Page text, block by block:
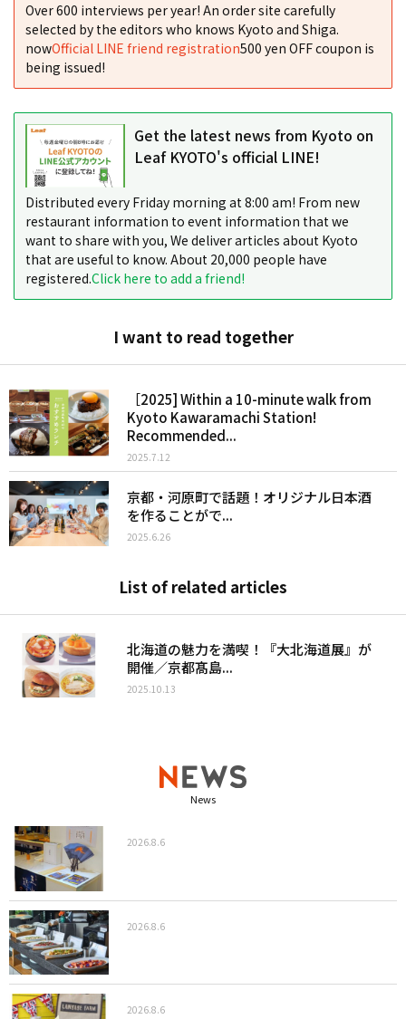
Over 600 interviews per year! An order site carefully
selected by the editors who knows Kyoto and Shiga.
nowOfficial LINE friend registration500 yen OFF coupon is
being issued!
Get the latest news from Kyoto on
Leaf KYOTO's official LINE!
Distributed every Friday morning at 8:00 am! From new
restaurant information to event information that we
want to share with you, We deliver articles about Kyoto
that are useful to know. About 20,000 people have
registered.Click here to add a friend!
I want to read together
［2025] Within a 10-minute walk from
Kyoto Kawaramachi Station!
Recommended...
2025.7.12
京都・河原町で話題！オリジナル日本酒
を作ることがで...
2025.6.26
List of related articles
北海道の魅力を満喫！『大北海道展』が
開催／京都髙島...
2025.10.13
News
2026.8.6
2026.8.6
2026.8.6